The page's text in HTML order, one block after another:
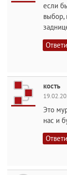
если
выбор,
кость
Это
нас и